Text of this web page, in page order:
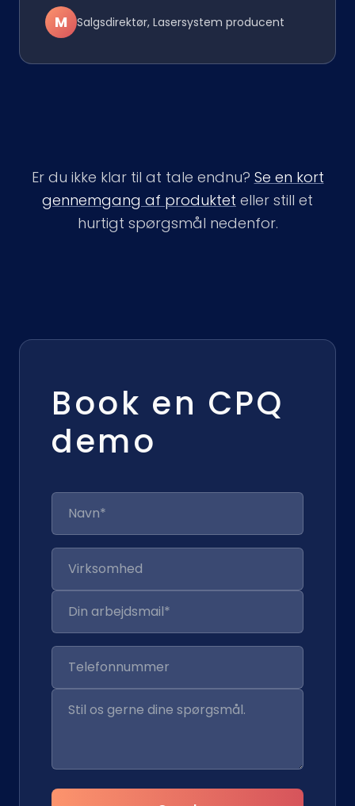
M Salgsdirektør, Lasersystem producent
Er du ikke klar til at tale endnu? Se en kort
gennemgang af produktet eller still et
hurtigt spørgsmål nedenfor.
Book en CPQ
demo